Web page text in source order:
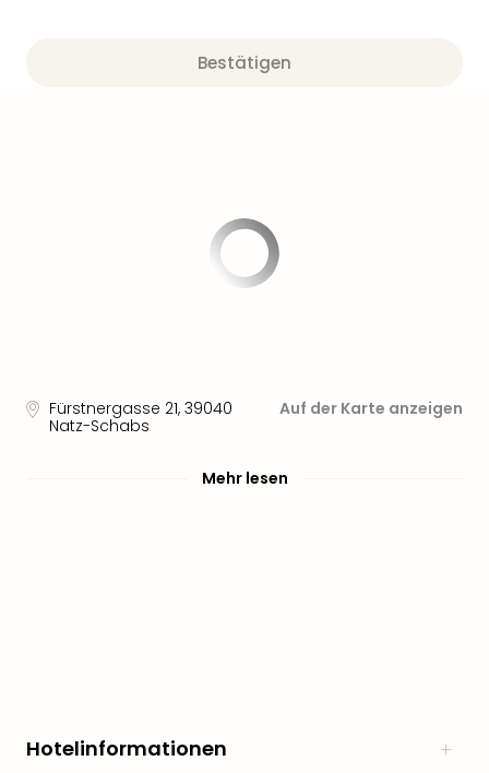
Bestätigen
Fürstnergasse 21, 39040
Natz-Schabs
Auf der Karte anzeigen
Mehr lesen
Hotelinformationen